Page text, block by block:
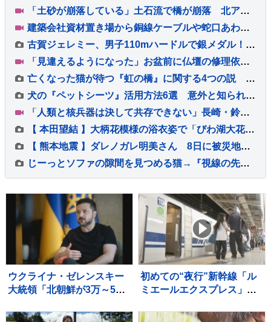
「土砂が崩落している」土石流で橋が崩落 北アルプス燕岳・登山口の温泉施設に登山客など約390人が孤立状態 長野
建築会社資材置き場から銅線ケーブルや蛇口あわせて約20キロ盗んだか 無職の男（50）を逮捕 警視庁は余罪を捜査 東京・足立区
古賀ジェレミー、男子110mハードルで銀メダル！12秒97をマークし今大会日本勢2人目の表彰台【U20世界陸上】
「見違えるようになった」お盆前に仏壇の修理依頼が急増 熊本地震 八代市の店に約100件の依頼
亡くなった猫が待つ『虹の橋』に関する4つの説 どう過ごしているの？いつの日か再会できる？
犬の『ペットシーツ』活用方法6選 意外と知られていない暮らしの中で役立つアイデアとは？
「人類と核兵器は決して共存できない」長崎・鈴木市長 被爆から81年 長崎原爆の日 高市総理「我が国は非核三原則を堅持している」
【 本田望結 】大柄花模様の浴衣姿で「びわ湖大花火大会」へ 見返りショットや艶やかな佇まいに絶賛の声
【 熊本地震 】ダレノガレ明美さん 8日に被災地支援で炊き出し「ノンストップで700食」 盗難被害で支援受けた梨農家さん「お返ししたい」と参加
じーっとソファの隙間を見つめる猫→『視線の先』には…まさかの光景が可愛すぎると３万いいね「すごい遊びかたｗ」「なんか生えてきた」
ウクライナ・ゼレンスキー
大統領「北朝鮮が3万～5万
に協力呼びかけ
初めての“夜行”新幹線「ル
ミエールエクスプレス」
新大阪駅へ ホテル代高騰